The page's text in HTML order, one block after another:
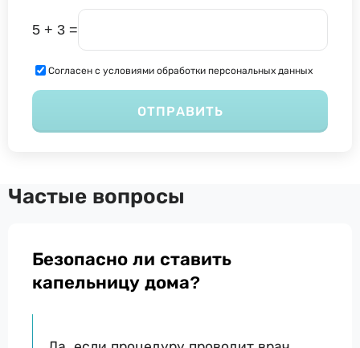
5 + 3 =
Согласен с условиями обработки персональных данных
ОТПРАВИТЬ
Частые вопросы
Безопасно ли ставить
капельницу дома?